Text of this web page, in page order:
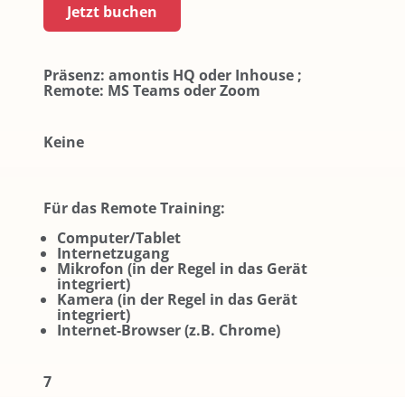
Jetzt buchen
Präsenz: amontis HQ oder Inhouse ;
Remote: MS Teams oder Zoom
Keine
Für das Remote Training:
Computer/Tablet
Internetzugang
Mikrofon (in der Regel in das Gerät
integriert)
Kamera (in der Regel in das Gerät
integriert)
Internet-Browser (z.B. Chrome)
7